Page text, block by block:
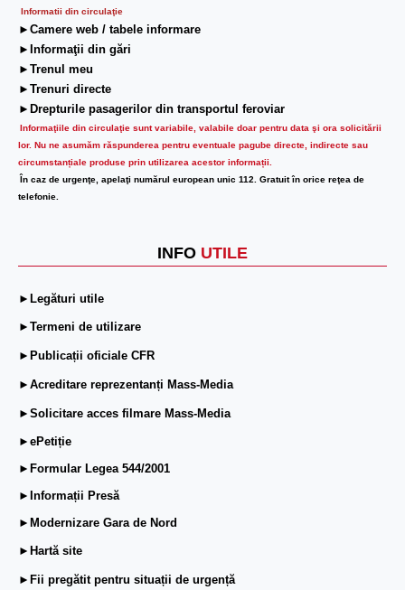
Informatii din circulaţie
►Camere web / tabele informare
►Informaţii din gări
►Trenul meu
►Trenuri directe
►Drepturile pasagerilor din transportul feroviar
Informaţiile din circulaţie sunt variabile, valabile doar pentru data şi ora solicitării
lor. Nu ne asumăm răspunderea pentru eventuale pagube directe, indirecte sau
circumstanțiale produse prin utilizarea acestor informații.
În caz de urgenţe, apelaţi numărul european unic 112. Gratuit în orice reţea de
telefonie.
INFO UTILE
►Legături utile
►Termeni de utilizare
►Publicații oficiale CFR
►Acreditare reprezentanți Mass-Media
►Solicitare acces filmare Mass-Media
►ePetiție
►Formular Legea 544/2001
►Informații Presă
►Modernizare Gara de Nord
►Hartă site
►Fii pregătit pentru situații de urgență